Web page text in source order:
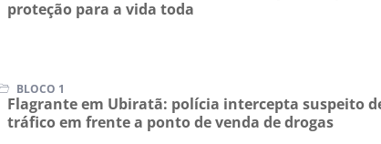
BLOCO 1
BLOCO 1